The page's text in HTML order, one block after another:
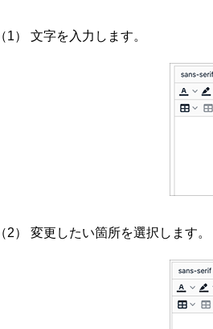
（1） 文字を入力します。
（2） 変更したい箇所を選択します。